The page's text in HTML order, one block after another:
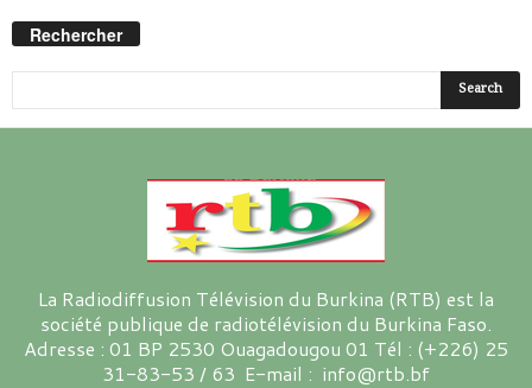
Rechercher
La Radiodiffusion Télévision du Burkina (RTB) est la
société publique de radiotélévision du Burkina Faso.
Adresse : 01 BP 2530 Ouagadougou 01 Tél : (+226) 25
31-83-53 / 63 E-mail : info@rtb.bf